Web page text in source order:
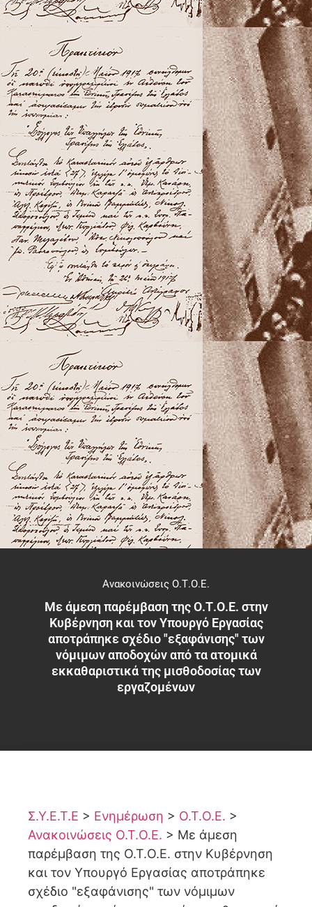
Ανακοινώσεις Ο.Τ.Ο.Ε.
Με άμεση παρέμβαση της Ο.Τ.Ο.Ε. στην
Κυβέρνηση και τον Υπουργό Εργασίας
αποτράπηκε σχέδιο "εξαφάνισης" των
νόμιμων αποδοχών από τα ατομικά
εκκαθαριστικά της μισθοδοσίας των
εργαζομένων
Σ.Υ.Ε.Τ.Ε > Ενημέρωση > Ο.Τ.Ο.Ε. >
Ανακοινώσεις Ο.Τ.Ο.Ε. > Με άμεση
παρέμβαση της Ο.Τ.Ο.Ε. στην Κυβέρνηση
και τον Υπουργό Εργασίας αποτράπηκε
σχέδιο "εξαφάνισης" των νόμιμων